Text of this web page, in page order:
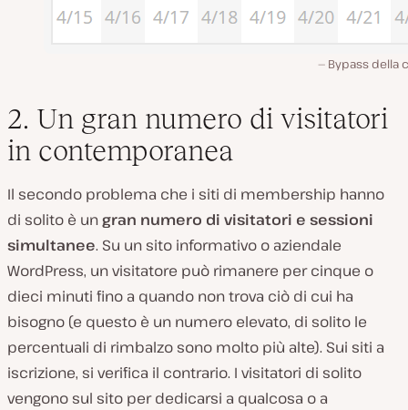
Bypass della
2. Un gran numero di visitatori
in contemporanea
Il secondo problema che i siti di membership hanno
di solito è ungran numero di visitatori e sessioni
simultanee. Su un sito informativo o aziendale
WordPress, un visitatore può rimanere per cinque o
dieci minuti fino a quando non trova ciò di cui ha
bisogno (e questo è un numero elevato, di solito le
percentuali di rimbalzo sono molto più alte). Sui siti a
iscrizione, si verifica il contrario. I visitatori di solito
vengono sul sito per dedicarsi a qualcosa o a